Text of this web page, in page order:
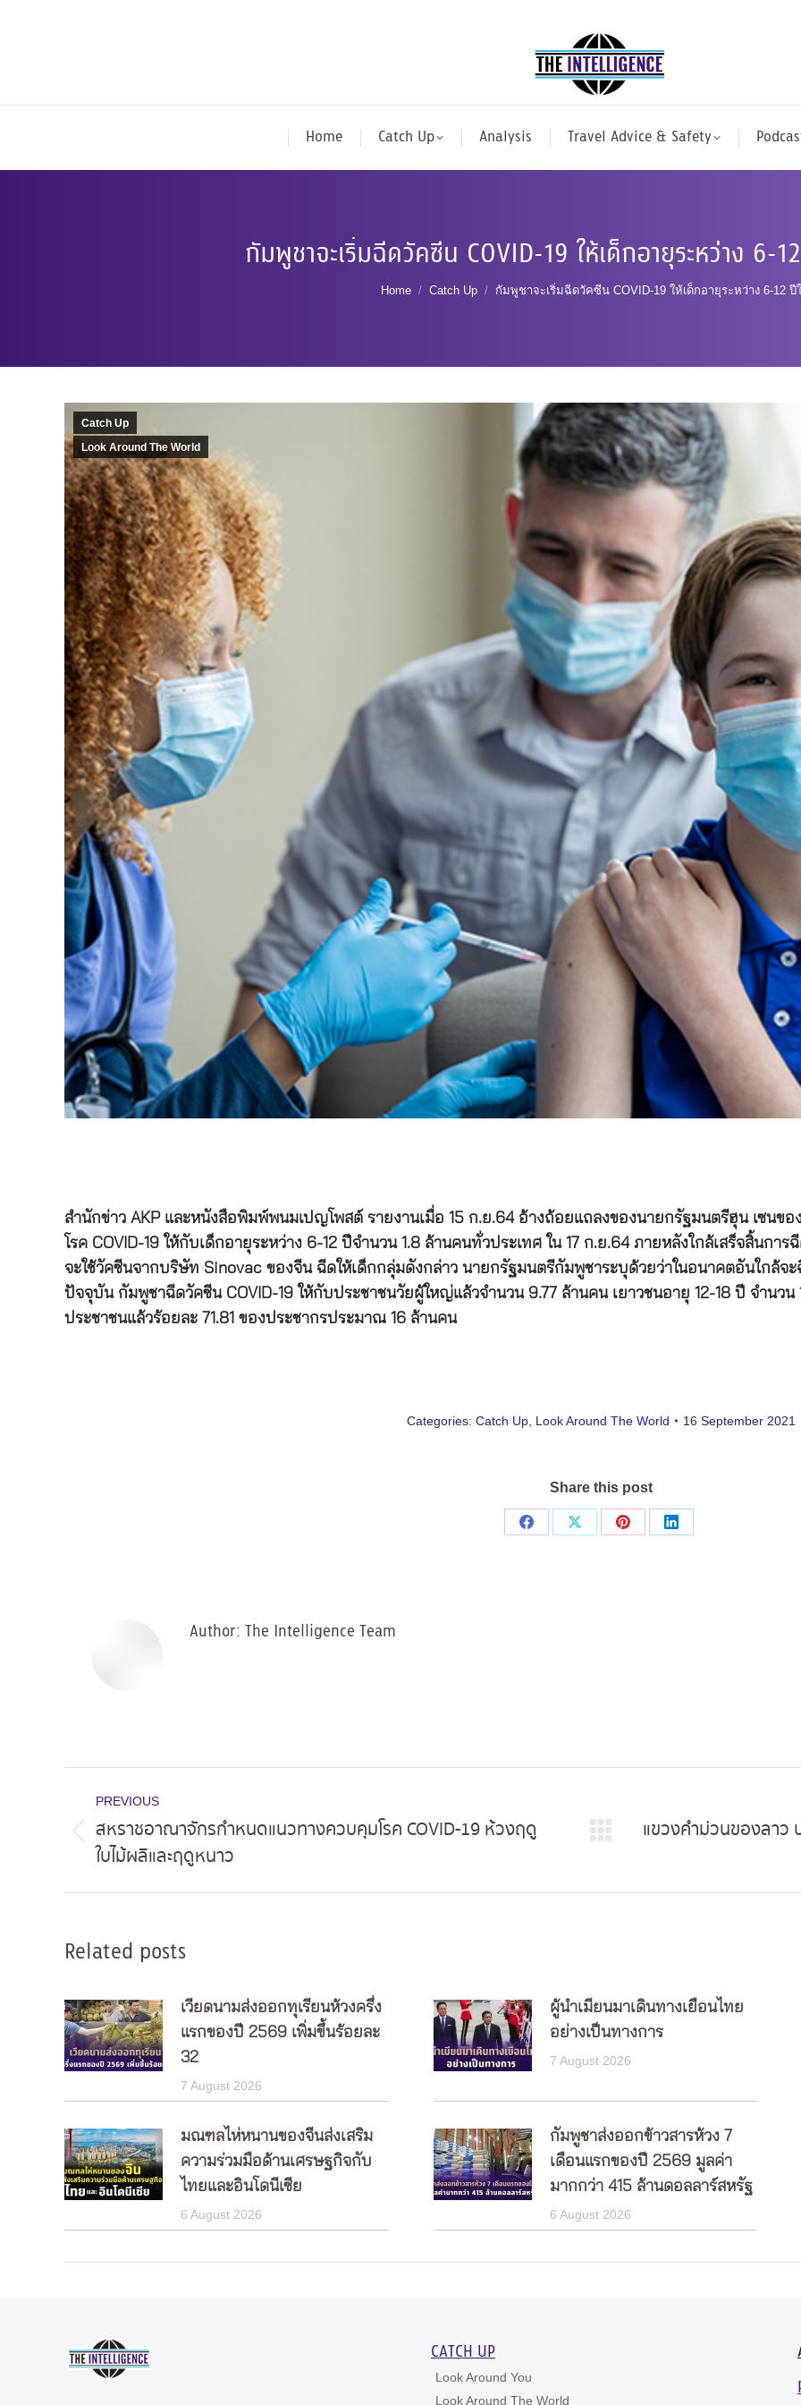
Home Catch Up Analysis Travel Advice & Safety
กัมพูชาจะเริ่มฉีดวัคซีน COVID-19 ให้เด็กอายุระหว่าง 6-
You are here:
Home Catch Up กัมพูชาจะเริ่มฉีดวัคซีน COVID-19 ให้เด็กอายุระหว่าง 6-12
Catch Up
Look Around The World
สำนักข่าว AKP และหนังสือพิมพ์พนมเปญโพสต์ รายงานเมื่อ 15 ก.ย.64 อ้างถ้อยแถลงของนายกรัฐมนตรีฮุน เซนข
โรค COVID-19 ให้กับเด็กอายุระหว่าง 6-12 ปีจำนวน 1.8 ล้านคนทั่วประเทศ ใน 17 ก.ย.64 ภายหลังใกล้เสร็จสิ้นกา
จะใช้วัคซีนจากบริษัท Sinovac ของจีน ฉีดให้เด็กกลุ่มดังกล่าว นายกรัฐมนตรีกัมพูชาระบุด้วยว่าในอนาคตอันใกล้จ
ปัจจุบัน กัมพูชาฉีดวัคซีน COVID-19 ให้กับประชาชนวัยผู้ใหญ่แล้วจำนวน 9.77 ล้านคน เยาวชนอายุ 12-18 ปี จำนว
ประชาชนแล้วร้อยละ 71.81 ของประชากรประมาณ 16 ล้านคน
Categories: Catch Up, Look Around The World 16 September 2021
Share this post
Share
Share
Share
Share
Author: The Intelligence Team
navigation
PREVIOUS
Previous
post:
สหราชอาณาจักรกำหนดแนวทางควบคุมโรค COVID-19 ห้วงฤดู
ใบไม้ผลิและฤดูหนาว
แขวงคำม่วนของลาว
Related posts
เวียดนามส่งออกทุเรียนห้วงครึ่ง
แรกของปี 2569 เพิ่มขึ้นร้อยละ
32
7 August 2026
ผู้นำเมียนมาเดินทางเยือนไทย
อย่างเป็นทางการ
7 August 2026
มณฑลไห่หนานของจีนส่งเสริม
ความร่วมมือด้านเศรษฐกิจกับ
ไทยและอินโดนีเซีย
6 August 2026
กัมพูชาส่งออกข้าวสารห้วง 7
เดือนแรกของปี 2569 มูลค่า
มากกว่า 415 ล้านดอลลาร์สหรัฐ
6 August 2026
CATCH UP
Look Around You
Look Around The World